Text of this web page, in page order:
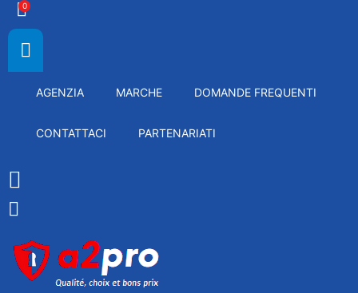
0
AGENZIA MARCHE DOMANDE FREQUENTI
CONTATTACI PARTENARIATI